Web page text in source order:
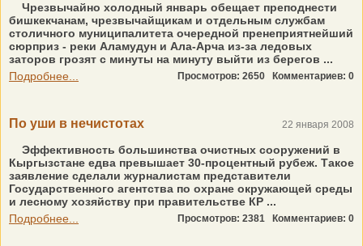
Чрезвычайно холодный январь обещает преподнести
бишкекчанам, чрезвычайщикам и отдельным службам
столичного муниципалитета очередной пренеприятнейший
сюрприз - реки Аламудун и Ала-Арча из-за ледовых
заторов грозят с минуты на минуту выйти из берегов ...
Подробнее...
Просмотров: 2650 Комментариев: 0
По уши в нечистотах 22 января 2008
Эффективность большинства очистных сооружений в
Кыргызстане едва превышает 30-процентный рубеж. Такое
заявление сделали журналистам представители
Государственного агентства по охране окружающей среды
и лесному хозяйству при правительстве КР ...
Подробнее...
Просмотров: 2381 Комментариев: 0